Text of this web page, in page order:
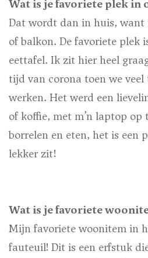
Wat is je favoriete plek in
Dat wordt dan in huis, want
of balkon. De favoriete plek
eettafel. Ik zit hier heel
tijd van corona toen we
werken. Het werd een
of koffie, met m’n laptop op
borrelen en eten, het is een
lekker zit!
Wat is je favoriete
Mijn favoriete woonitem in
fauteuil! Dit is een erfstuk